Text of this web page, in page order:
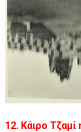
12. Κάιρο